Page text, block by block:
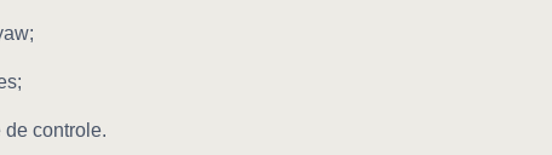
de controle.